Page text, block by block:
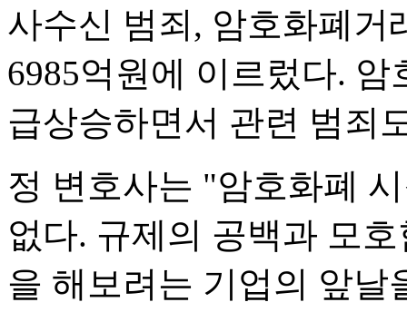
사수신 범죄, 암호화폐거
6985억원에 이르렀다.
급상승하면서 관련 범죄
정 변호사는 "암호화폐
없다. 규제의 공백과 모
을 해보려는 기업의 앞날